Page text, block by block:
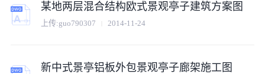
某地两层混合结构欧式景观亭子建筑方案图
上传:guo790307 2014-11-24
新中式景亭铝板外包景观亭子廊架施工图